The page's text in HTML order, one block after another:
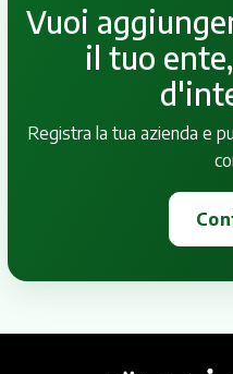
Vuoi
il tuo
Registra la tua azienda e